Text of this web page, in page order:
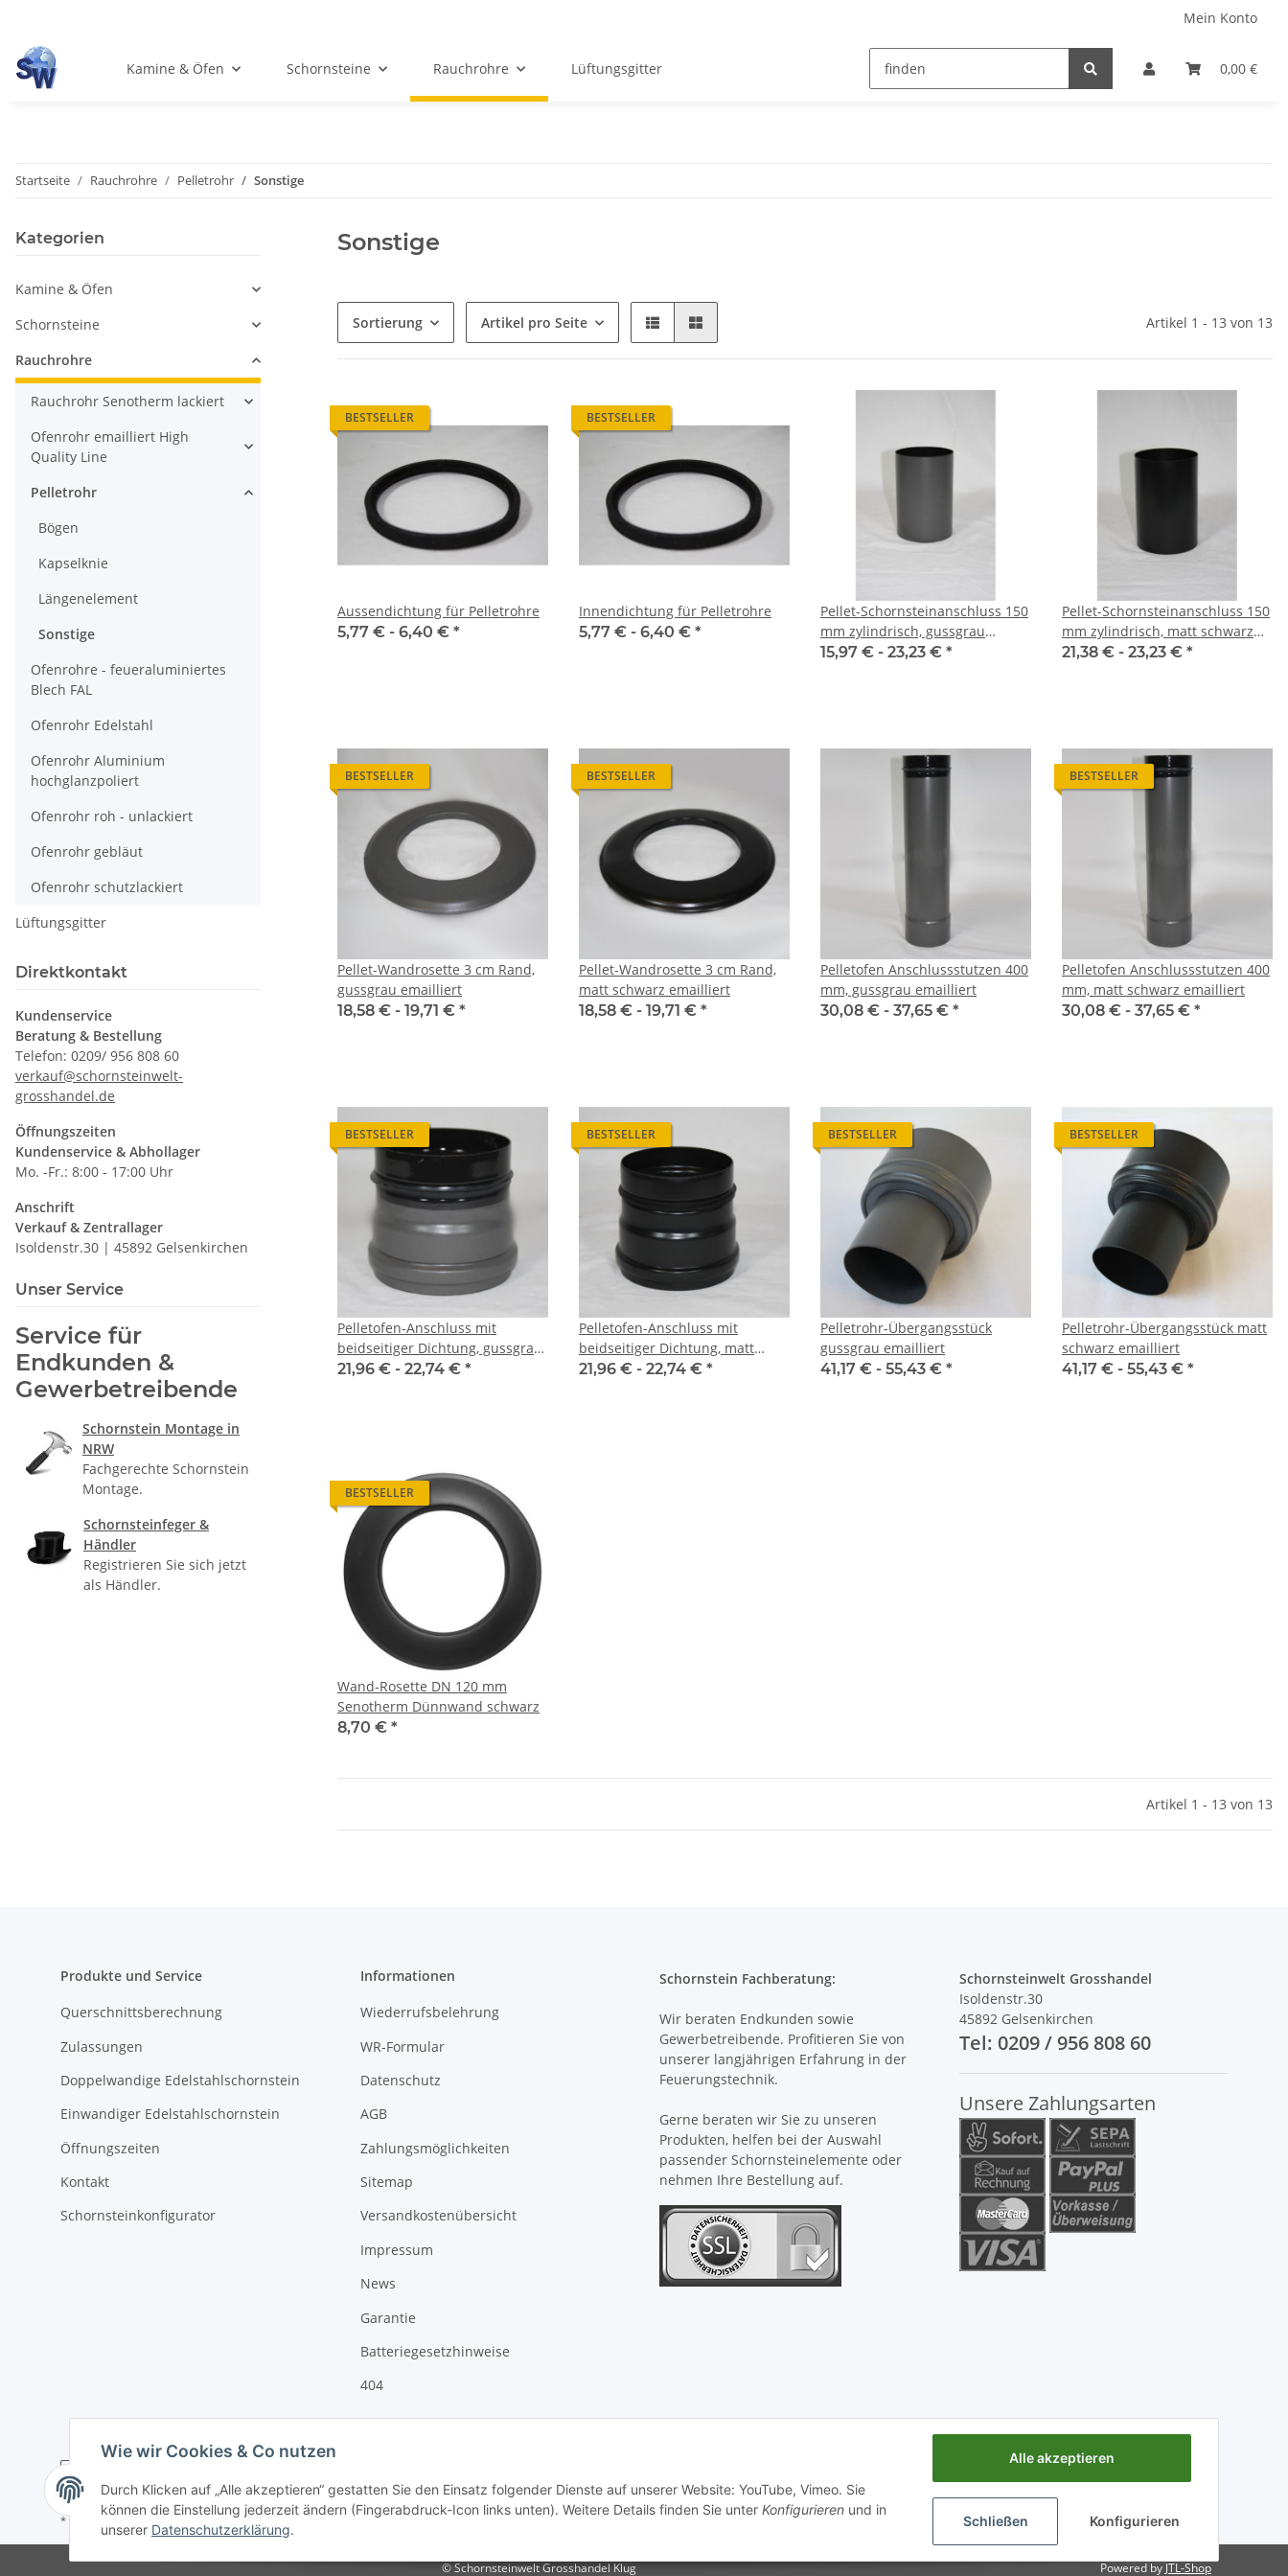
Mein Konto
0,00 €
Kamine & Öfen Schornsteine Rauchrohre Lüftungsgitter
Startseite Rauchrohre Pelletrohr Sonstige
Sonstige
Sortierung Artikel pro Seite Artikel 1 - 13 von 13
BESTSELLER
Aussendichtung für Pelletrohre
5,77 € - 6,40 € *
BESTSELLER
Innendichtung für Pelletrohre
5,77 € - 6,40 € *
Pellet-Schornsteinanschluss 150
mm zylindrisch, gussgrau
emailliert
15,97 € - 23,23 € *
Pellet-Schornsteinanschluss 150
mm zylindrisch, matt schwarz
emailliert
21,38 € - 23,23 € *
BESTSELLER
Pellet-Wandrosette 3 cm Rand,
gussgrau emailliert
18,58 € - 19,71 € *
BESTSELLER
Pellet-Wandrosette 3 cm Rand,
matt schwarz emailliert
18,58 € - 19,71 € *
Pelletofen Anschlussstutzen 400
mm, gussgrau emailliert
30,08 € - 37,65 € *
BESTSELLER
Pelletofen Anschlussstutzen 400
mm, matt schwarz emailliert
30,08 € - 37,65 € *
BESTSELLER
Pelletofen-Anschluss mit
beidseitiger Dichtung, gussgrau
emailliert
21,96 € - 22,74 € *
BESTSELLER
Pelletofen-Anschluss mit
beidseitiger Dichtung, matt
schwarz emailliert
21,96 € - 22,74 € *
BESTSELLER
Pelletrohr-Übergangsstück
gussgrau emailliert
41,17 € - 55,43 € *
BESTSELLER
Pelletrohr-Übergangsstück matt
schwarz emailliert
41,17 € - 55,43 € *
BESTSELLER
Wand-Rosette DN 120 mm
Senotherm Dünnwand schwarz
8,70 € *
Artikel 1 - 13 von 13
Kategorien
Kamine & Öfen
Schornsteine
Rauchrohre
Rauchrohr Senotherm lackiert
Ofenrohr emailliert High
Quality Line
Pelletrohr
Bögen
Kapselknie
Längenelement
Sonstige
Ofenrohre - feueraluminiertes
Blech FAL
Ofenrohr Edelstahl
Ofenrohr Aluminium
hochglanzpoliert
Ofenrohr roh - unlackiert
Ofenrohr gebläut
Ofenrohr schutzlackiert
Lüftungsgitter
Direktkontakt
Kundenservice
Beratung & Bestellung
Telefon: 0209/ 956 808 60
verkauf@schornsteinwelt-
grosshandel.de
Öffnungszeiten
Kundenservice & Abhollager
Mo. -Fr.: 8:00 - 17:00 Uhr
Anschrift
Verkauf & Zentrallager
Isoldenstr.30 | 45892 Gelsenkirchen
Unser Service
Service für
Endkunden &
Gewerbetreibende
Schornstein Montage in
NRW
Fachgerechte Schornstein
Montage.
Schornsteinfeger &
Händler
Registrieren Sie sich jetzt
als Händler.
Produkte und Service
Querschnittsberechnung
Zulassungen
Doppelwandige Edelstahlschornstein
Einwandiger Edelstahlschornstein
Öffnungszeiten
Kontakt
Schornsteinkonfigurator
Informationen
Wiederrufsbelehrung
WR-Formular
Datenschutz
AGB
Zahlungsmöglichkeiten
Sitemap
Versandkostenübersicht
Impressum
News
Garantie
Batteriegesetzhinweise
404
Schornstein Fachberatung:
Wir beraten Endkunden sowie
Gewerbetreibende. Profitieren Sie von
unserer langjährigen Erfahrung in der
Feuerungstechnik.
Gerne beraten wir Sie zu unseren
Produkten, helfen bei der Auswahl
passender Schornsteinelemente oder
nehmen Ihre Bestellung auf.
Schornsteinwelt Grosshandel
Isoldenstr.30
45892 Gelsenkirchen
Tel: 0209 / 956 808 60
Unsere Zahlungsarten
* Alle Preise inkl. gesetzlicher USt., zzgl. Versand
© Schornsteinwelt Grosshandel Klug Powered by JTL-Shop
Wie wir Cookies & Co nutzen
Durch Klicken auf „Alle akzeptieren“ gestatten Sie den Einsatz folgender Dienste auf unserer Website: YouTube, Vimeo. Sie
können die Einstellung jederzeit ändern (Fingerabdruck-Icon links unten). Weitere Details finden Sie unter Konfigurieren und in
unserer Datenschutzerklärung.
Alle akzeptieren
Schließen Konfigurieren